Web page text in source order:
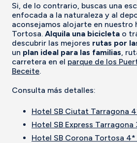
Si, de lo contrario, buscas una
enfocada a la naturaleza y al
aconsejamos alojarte en nuestro
Tortosa. Alquila una bicicleta o
descubrir las mejores rutas por
un plan ideal para las familias ,
carretera en el parque de los
Beceite.
Consulta más detalles:
Hotel SB Ciutat Tarragona
Hotel SB Express Tarragona
Hotel SB Corona Tortosa 4*